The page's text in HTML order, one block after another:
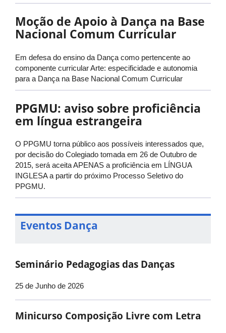
Moção de Apoio à Dança na Base
Nacional Comum Curricular
Em defesa do ensino da Dança como pertencente ao
componente curricular Arte: especificidade e autonomia
para a Dança na Base Nacional Comum Curricular
PPGMU: aviso sobre proficiência
em língua estrangeira
O PPGMU torna público aos possíveis interessados que,
por decisão do Colegiado tomada em 26 de Outubro de
2015, será aceita APENAS a proficiência em LÍNGUA
INGLESA a partir do próximo Processo Seletivo do
PPGMU.
Eventos Dança
Seminário Pedagogias das Danças
25 de Junho de 2026
Minicurso Composição Livre com Letra